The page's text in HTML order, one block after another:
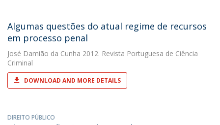
Algumas questões do atual regime de recursos
em processo penal
José Damião da Cunha 2012. Revista Portuguesa de Ciência
Criminal
DOWNLOAD AND MORE DETAILS
DIREITO PÚBLICO